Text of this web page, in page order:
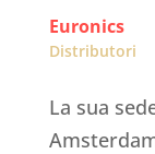
Euronics
Distributori
La sua